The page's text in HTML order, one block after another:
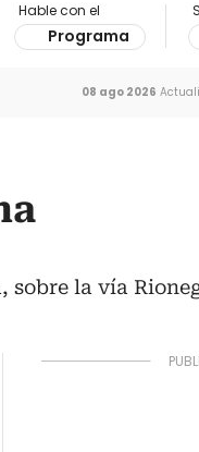
Hable con el
Programa
08 ago 2026
sobre la vía